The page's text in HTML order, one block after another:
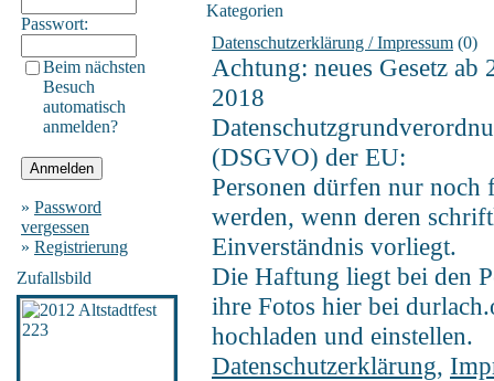
Passwort:
Beim nächsten
Besuch
automatisch
anmelden?
» Password
vergessen
» Registrierung
Zufallsbild
Kategorien
Datenschutzerklärung / Impressum (0)
Achtung: neues Gesetz ab
2018
(DSGVO) der EU:
Personen dürfen nur noch
werden, wenn deren
Einverständnis vorliegt.
Die Haftung liegt bei den
ihre Fotos hier bei
hochladen und einstellen.
Datenschutzerklärung,